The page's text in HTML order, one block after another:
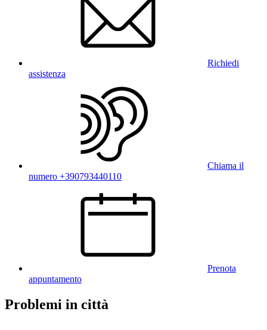
Richiedi
assistenza
Chiama il
numero +390793440110
Prenota
appuntamento
Problemi in città